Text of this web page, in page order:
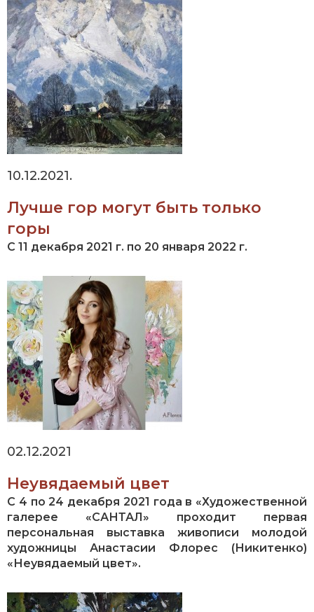
10.12.2021.
Лучше гор могут быть только
горы
С 11 декабря 2021 г. по 20 января 2022 г.
02.12.2021
Неувядаемый цвет
С 4 по 24 декабря 2021 года в «Художественной
галерее «САНТАЛ» проходит первая
персональная выставка живописи молодой
художницы Анастасии Флорес (Никитенко)
«Неувядаемый цвет».